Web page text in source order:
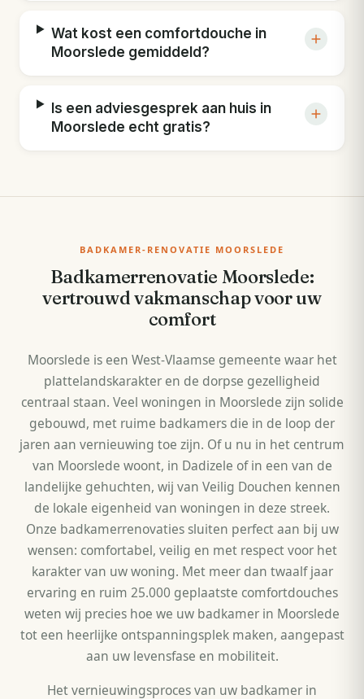
Wat kost een comfortdouche in
Moorslede gemiddeld?
Is een adviesgesprek aan huis in
Moorslede echt gratis?
BADKAMER-RENOVATIE MOORSLEDE
Badkamerrenovatie Moorslede:
vertrouwd vakmanschap voor uw
comfort
Moorslede is een West-Vlaamse gemeente waar het
plattelandskarakter en de dorpse gezelligheid
centraal staan. Veel woningen in Moorslede zijn solide
gebouwd, met ruime badkamers die in de loop der
jaren aan vernieuwing toe zijn. Of u nu in het centrum
van Moorslede woont, in Dadizele of in een van de
landelijke gehuchten, wij van Veilig Douchen kennen
de lokale eigenheid van woningen in deze streek.
Onze badkamerrenovaties sluiten perfect aan bij uw
wensen: comfortabel, veilig en met respect voor het
karakter van uw woning. Met meer dan twaalf jaar
ervaring en ruim 25.000 geplaatste comfortdouches
weten wij precies hoe we uw badkamer in Moorslede
tot een heerlijke ontspanningsplek maken, aangepast
aan uw levensfase en mobiliteit.
Het vernieuwingsproces van uw badkamer in